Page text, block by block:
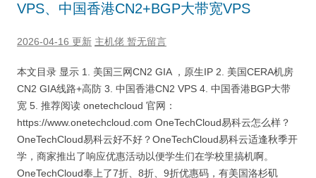
VPS、中国香港CN2+BGP大带宽VPS
2026-04-16 更新 主机佬 暂无留言
本文目录 显示 1. 美国三网CN2 GIA ，原生IP 2. 美国CERA机房
CN2 GIA线路+高防 3. 中国香港CN2 VPS 4. 中国香港BGP大带
宽 5. 推荐阅读 onetechcloud 官网：
https://www.onetechcloud.com OneTechCloud易科云怎么样？
OneTechCloud易科云好不好？OneTechCloud易科云适逢秋季开
学，商家推出了响应优惠活动以便学生们在学校里搞机啊。
OneTechCloud奉上了7折、8折、9折优惠码，有美国洛杉矶